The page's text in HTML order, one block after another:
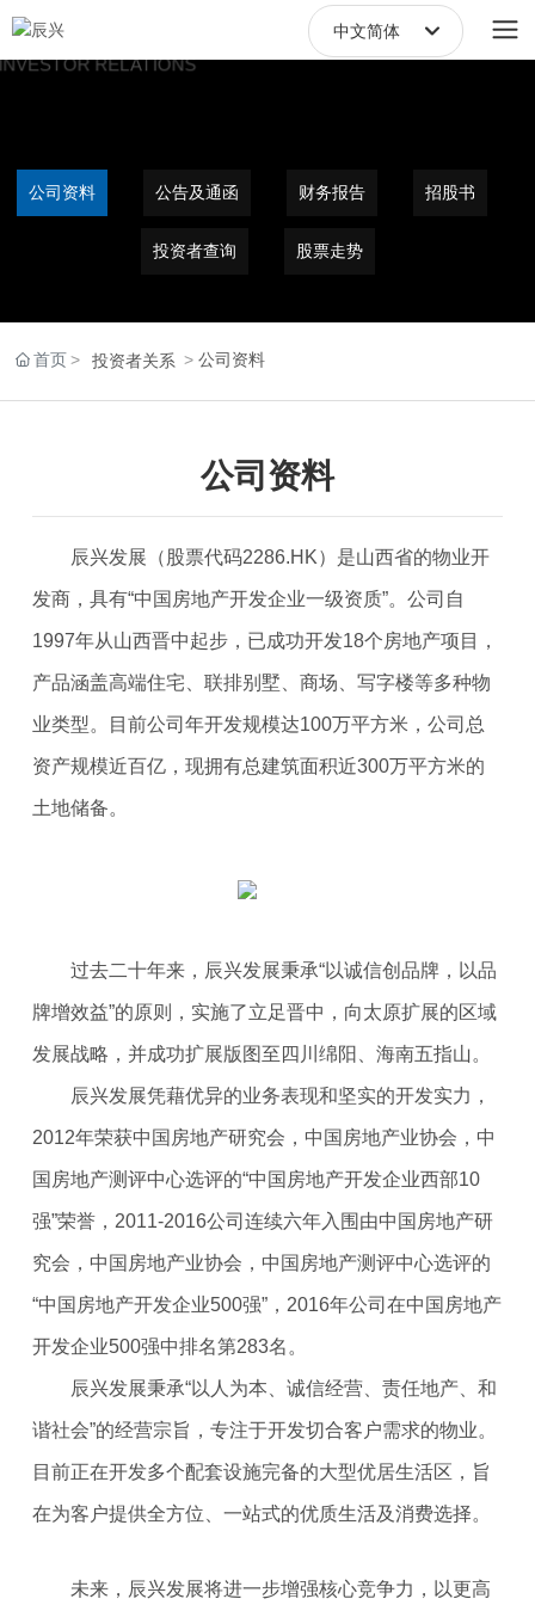
中文简体
中文简体
公司资料 公告及通函 财务报告 招股书
投资者查询 股票走势
首页 投资者关系 公司资料
公司资料
辰兴发展（股票代码2286.HK）是山西省的物业开
发商，具有“中国房地产开发企业一级资质”。公司自
1997年从山西晋中起步，已成功开发18个房地产项目，
产品涵盖高端住宅、联排别墅、商场、写字楼等多种物
业类型。目前公司年开发规模达100万平方米，公司总
资产规模近百亿，现拥有总建筑面积近300万平方米的
土地储备。
过去二十年来，辰兴发展秉承“以诚信创品牌，以品
牌增效益”的原则，实施了立足晋中，向太原扩展的区域
发展战略，并成功扩展版图至四川绵阳、海南五指山。
辰兴发展凭藉优异的业务表现和坚实的开发实力，
2012年荣获中国房地产研究会，中国房地产业协会，中
国房地产测评中心选评的“中国房地产开发企业西部10
强”荣誉，2011-2016公司连续六年入围由中国房地产研
究会，中国房地产业协会，中国房地产测评中心选评的
“中国房地产开发企业500强”，2016年公司在中国房地产
开发企业500强中排名第283名。
辰兴发展秉承“以人为本、诚信经营、责任地产、和
谐社会”的经营宗旨，专注于开发切合客户需求的物业。
目前正在开发多个配套设施完备的大型优居生活区，旨
在为客户提供全方位、一站式的优质生活及消费选择。
未来，辰兴发展将进一步增强核心竞争力，以更高